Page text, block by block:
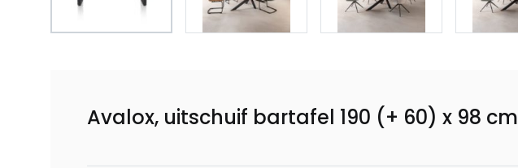
Avalox, uitschuif bartafel 190 (+ 60) x 98 cm